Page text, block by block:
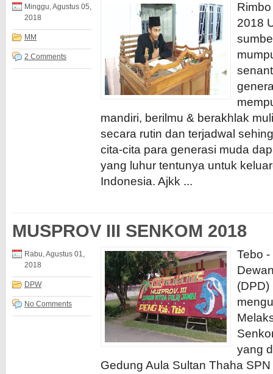
Minggu, Agustus 05,
2018
MM
2 Comments
2018
mandiri, berilmu & berakhlak
secara rutin dan terjadwal
cita-cita para generasi muda
yang luhur tentunya untuk
Indonesia. Ajkk ...
MUSPROV III SENKOM 2018
Rabu, Agustus 01,
2018
DPW
No Comments
Tebo
yang
Gedung Aula Sultan Thaha